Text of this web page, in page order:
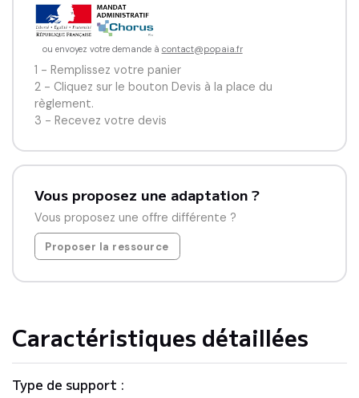
- Acquérir un vocabulaire précis pour s’exprimer sur ses
propres émotions et sentiments.
- S’intéresser à ce que les autres pensent et ressentent.
ou envoyez votre demande à contact@popaia.fr
1 - Remplissez votre panier
2 - Cliquez sur le bouton Devis à la place du
règlement.
3 - Recevez votre devis
Vous proposez une adaptation ?
Vous proposez une offre différente ?
Proposer la ressource
Caractéristiques détaillées
Type de support :